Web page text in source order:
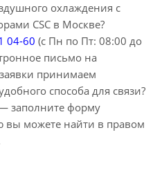
охлаждения с
CSC в Москве?
04-60 (с Пн по Пт: 08:00 до
письмо на
принимаем
способа для связи?
заполните форму
вы можете найти в правом